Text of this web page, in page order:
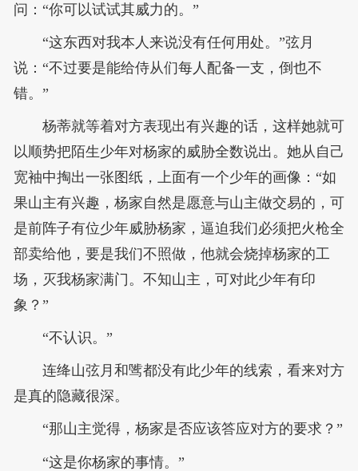
问：“你可以试试其威力的。”
“这东西对我本人来说没有任何用处。”弦月
说：“不过要是能给侍从们每人配备一支，倒也不
错。”
杨蒂就等着对方表现出有兴趣的话，这样她就可
以顺势把陌生少年对杨家的威胁全数说出。她从自己
宽袖中掏出一张图纸，上面有一个少年的画像：“如
果山主有兴趣，杨家自然是愿意与山主做交易的，可
是前阵子有位少年威胁杨家，逼迫我们必须把火枪全
部卖给他，要是我们不照做，他就会烧掉杨家的工
场，灭我杨家满门。不知山主，可对此少年有印
象？”
“不认识。”
连绛山弦月和骘都没有此少年的线索，看来对方
是真的隐藏很深。
“那山主觉得，杨家是否应该答应对方的要求？”
“这是你杨家的事情。”